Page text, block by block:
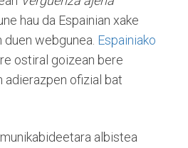
hau da Espainian xake
webgunea. Espainiako
ostiral goizean bere
adierazpen ofizial bat
albistea